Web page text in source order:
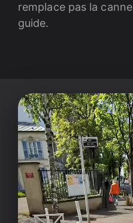
remplace pas la
guide.